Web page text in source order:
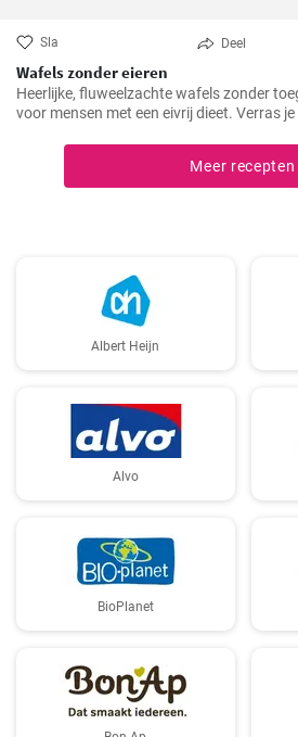
Sla Deel
Wafels zonder eieren
Heerlijke, fluweelzachte wafels zonder
voor mensen met een eivrij dieet. Verras
Meer recepten
Albert Heijn
Alvo
BioPlanet